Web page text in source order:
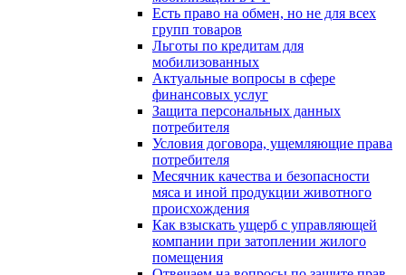
Есть право на обмен, но не для всех
групп товаров
Льготы по кредитам для
мобилизованных
Актуальные вопросы в сфере
финансовых услуг
Защита персональных данных
потребителя
Условия договора, ущемляющие права
потребителя
Месячник качества и безопасности
мяса и иной продукции животного
происхождения
Как взыскать ущерб с управляющей
компании при затоплении жилого
помещения